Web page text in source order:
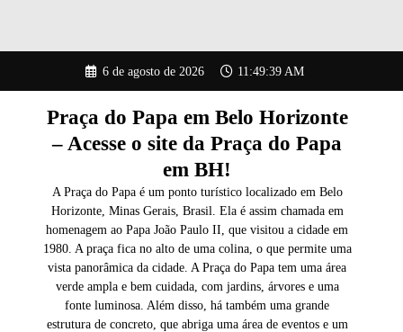
o
6 de agosto de 2026 11:49:40 AM
Praça do Papa em Belo Horizonte
– Acesse o site da Praça do Papa
em BH!
A Praça do Papa é um ponto turístico localizado em Belo
Horizonte, Minas Gerais, Brasil. Ela é assim chamada em
homenagem ao Papa João Paulo II, que visitou a cidade em
1980. A praça fica no alto de uma colina, o que permite uma
vista panorâmica da cidade. A Praça do Papa tem uma área
verde ampla e bem cuidada, com jardins, árvores e uma
fonte luminosa. Além disso, há também uma grande
estrutura de concreto, que abriga uma área de eventos e um